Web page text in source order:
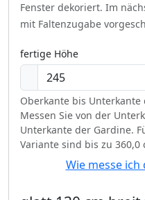
Fenster dekoriert. Im
mit Faltenzugabe
fertige Höhe
Oberkante bis
Messen Sie von der
Unterkante der Gardine.
Variante sind bis zu 360,0
Wie messe